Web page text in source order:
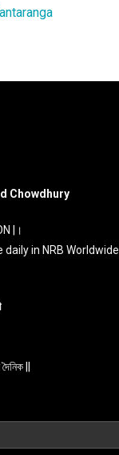
Chowdhury
|।
in NRB Worldwide
||